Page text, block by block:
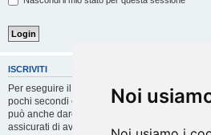
Noi
ISCRIVITI
Per eseguire il login devi essere registrato. La
pochi secondi e garantisce l’accesso alle
può anche dare permessi speciali agli utenti.
assicurati di aver letto i termini d’uso e le varie